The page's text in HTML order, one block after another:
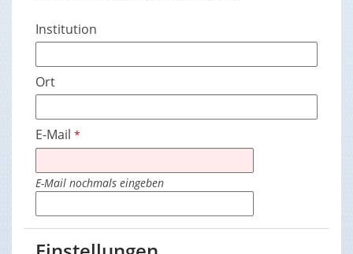
Institution
Ort
E-Mail *
E-Mail nochmals eingeben